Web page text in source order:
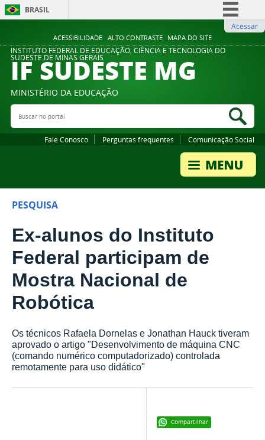
ACESSIBILIDADE ALTO CONTRASTE MAPA DO SITE
BRASIL
Comunica BR
Participe
Legislação
Acessar
INSTITUTO FEDERAL DE EDUCAÇÃO, CIÊNCIA E TECNOLOGIA DO
SUDESTE DE MINAS GERAIS
IF SUDESTE MG
MINISTÉRIO DA EDUCAÇÃO
Buscar no portal
Fale Conosco Perguntas frequentes Comunicação Social
PESQUISA
Ex-alunos do Instituto
Federal participam de
Mostra Nacional de
Robótica
Os técnicos Rafaela Dornelas e Jonathan Hauck tiveram
aprovado o artigo "Desenvolvimento de máquina CNC
(comando numérico computadorizado) controlada
remotamente para uso didático"
Compartilhar